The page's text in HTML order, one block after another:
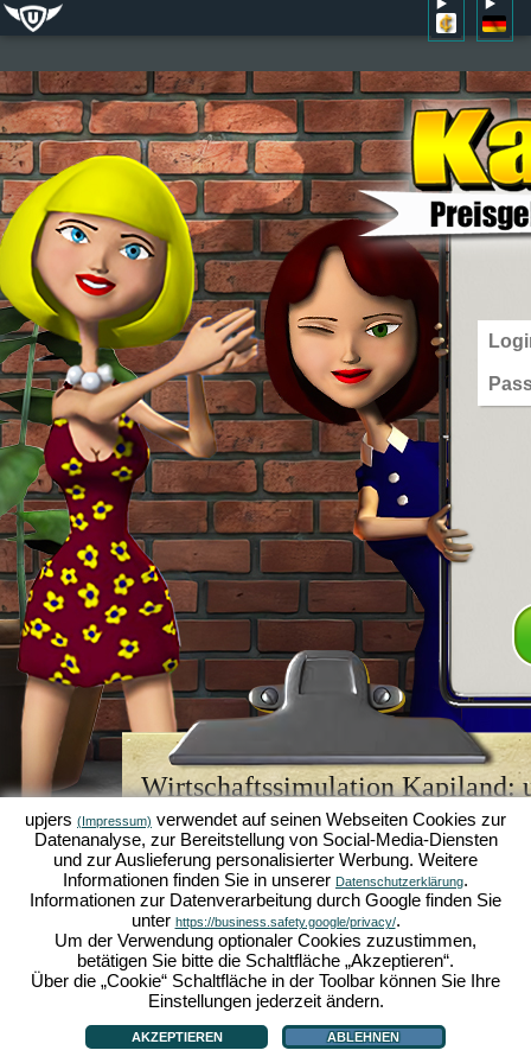
Wirtschaftssimulation Kapiland:
Browsergame-Legende
Kapiland gehört zu den bestenBrowsergames
Retro Gamefür Fans von Wirtschaftssimulationen.
es einst zum "MMO of the Year" gekürt und
strategischenOnline Games . Hier kannst du als
Wirtschaftsimperium aufbauen und in der Welt der
Karriere machen!
upjers (Impressum) verwendet auf seinen Webseiten Cookies zur
Datenanalyse, zur Bereitstellung von Social-Media-Diensten
und zur Auslieferung personalisierter Werbung. Weitere
Informationen finden Sie in unserer Datenschutzerklärung.
Informationen zur Datenverarbeitung durch Google finden Sie
unter https://business.safety.google/privacy/.
Um der Verwendung optionaler Cookies zuzustimmen,
betätigen Sie bitte die Schaltfläche „Akzeptieren“.
Über die „Cookie“ Schaltfläche in der Toolbar können Sie Ihre
Einstellungen jederzeit ändern.
AKZEPTIEREN ABLEHNEN